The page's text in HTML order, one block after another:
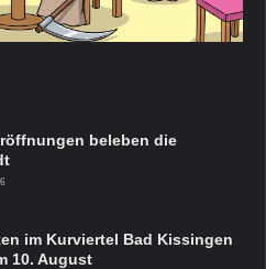
beleben die
im Kurviertel Bad Kissingen
10. August